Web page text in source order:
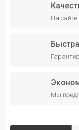
На сайте
Мы